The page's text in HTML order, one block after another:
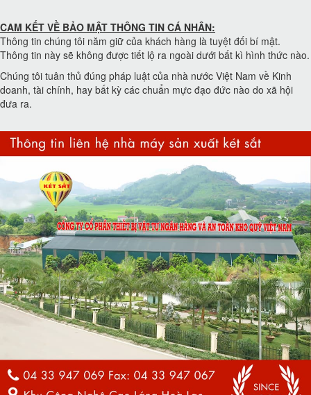
CAM KẾT VỀ BẢO MẬT THÔNG TIN CÁ NHÂN:
Thông tin chúng tôi năm giữ của khách hàng là tuyệt đối bí mật.
Thông tin này sẽ không được tiết lộ ra ngoài dưới bất kì hình thức nào.
Chúng tôi tuân thủ đúng pháp luật của nhà nước Việt Nam về Kinh
doanh, tài chính, hay bất kỳ các chuẩn mực đạo đức nào do xã hội
đưa ra.